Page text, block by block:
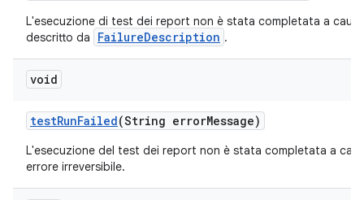
L'esecuzione di test dei report non è stata completata a
descritto da
FailureDescription .
void
testRunFailed(String errorMessage)
L'esecuzione del test dei report non è stata completata a
errore irreversibile.